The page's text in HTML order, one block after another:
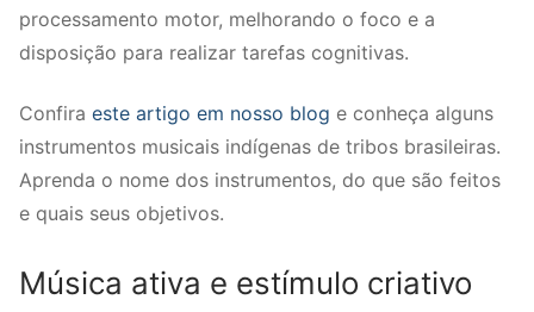
processamento motor, melhorando o foco e a
disposição para realizar tarefas cognitivas.
Confira este artigo em nosso blog e conheça alguns
instrumentos musicais indígenas de tribos brasileiras.
Aprenda o nome dos instrumentos, do que são feitos
e quais seus objetivos.
Música ativa e estímulo criativo